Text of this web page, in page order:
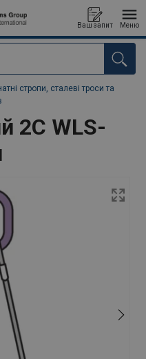
Ваш запит Меню
стропи, сталеві троси та
2C WLS-